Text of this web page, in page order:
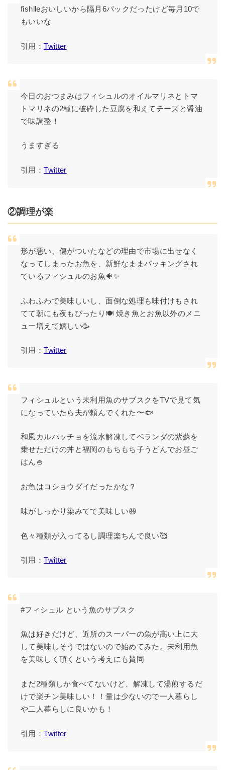
fishlleおいしいから隔月6パックだったけど毎月10で
もいいな
引用：Twitter
今日のおつまみはフィシュルのオイルマリネとトマ
トマリネの2種に破砕した豆腐を和えてチーズと醤油
で味調整！
うますぎる
引用：Twitter
②調理が楽
形が悪い、傷がついたなどの理由で市場に出せなく
なってしまったお魚を、新鮮なままパッキングされ
ているフィシュルのお魚🐠✨
ふわふわで美味しいし、面倒な処理も味付けもされ
てて朝にも夜もぴったり🍽 焼き魚とお魚以外のメニ
ュー増えて嬉しい🥳
引用：Twitter
フィシュルという未利用魚のサブスクをTVで見て気
になっていたら夫が頼んでくれた〜🐟
和風カルパッチョを流水解凍してベランダの紫蘇を
乗せただけの丼と福岡のもちもち子うどんでお昼ご
はん🍚
お魚はコショウダイだったかな？
味がしっかり染みてて美味しい😆
色々種類が入ってるし調理楽ちんで良い🥰
引用：Twitter
#フィシュル という魚のサブスク
魚は好きだけど、近所のスーパーの魚が高い上に大
して美味しそうではないので始めてみた。未利用魚
を美味しく頂くという考えにも賛同
まだ2種類しか食べてないけど、解凍して湯煎するだ
けで楽チン美味しい！！量は少ないので一人暮らし
や二人暮らしに良いかも！
引用：Twitter